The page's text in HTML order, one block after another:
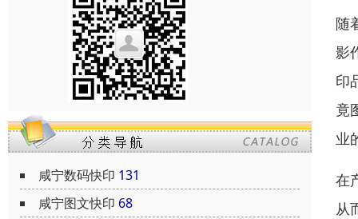
咸宁数码快印 131
咸宁图文快印 68
随
影
印
竟
业
在
从